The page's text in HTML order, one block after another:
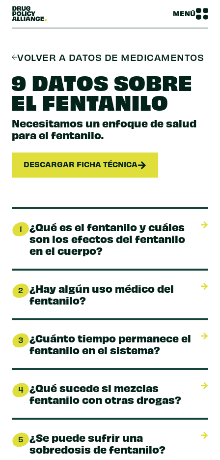
MENÚ
VOLVER A DATOS DE MEDICAMENTOS
9 DATOS SOBRE
EL FENTANILO
Necesitamos un enfoque de salud
para el fentanilo.
DESCARGAR FICHA TÉCNICA
1
¿Qué es el fentanilo y cuáles
son los efectos del fentanilo
en el cuerpo?
2
¿Hay algún uso médico del
fentanilo?
3
¿Cuánto tiempo permanece el
fentanilo en el sistema?
4
¿Qué sucede si mezclas
fentanilo con otras drogas?
5
¿Se puede sufrir una
sobredosis de fentanilo?